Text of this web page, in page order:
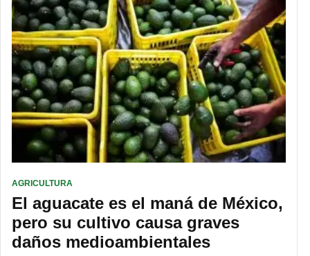
AGRICULTURA
El aguacate es el maná de México,
pero su cultivo causa graves
daños medioambientales